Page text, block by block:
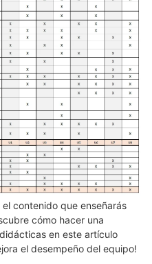
contenido que enseñarás
cómo hacer una
en este artículo
el desempeño del equipo!